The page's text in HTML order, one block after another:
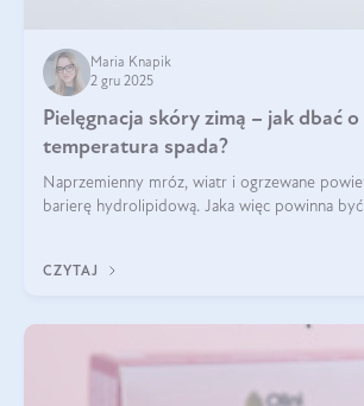
Maria Knapik
2 gru 2025
Pielęgnacja skóry zimą – jak dbać
temperatura spada?
Naprzemienny mróz, wiatr i ogrzewane
barierę hydrolipidową. Jaka więc powinna
CZYTAJ